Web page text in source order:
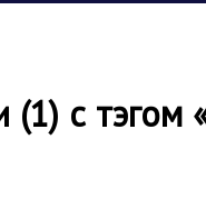
(1) с тэгом